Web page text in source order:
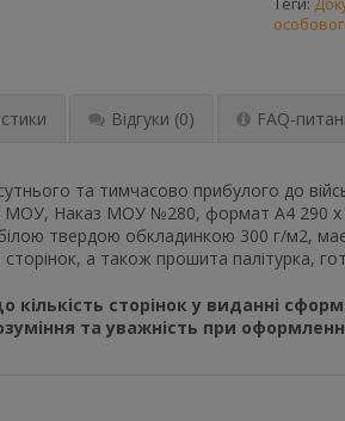
Відгуки (0) FAQ-
та тимчасово прибулого до
МОУ, Наказ МОУ №280, формат А4 290 х
твердою обкладинкою 300 г/м2,
а також прошита палітурка,
кількість сторінок у виданні
та уважність при